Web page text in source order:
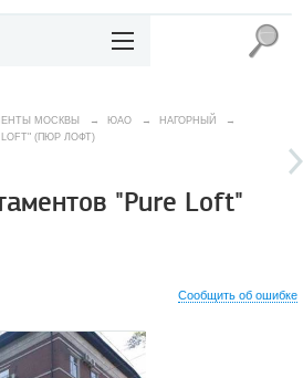
МОСКВЫ → ЮАО → НАГОРНЫЙ
→
(ПЮР ЛОФТ)
"Pure Loft"
Сообщить об ошибке